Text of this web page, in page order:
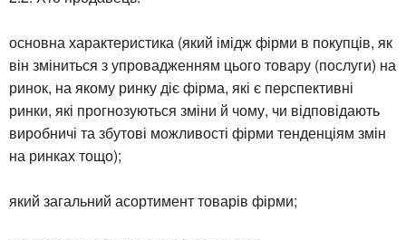
основна характеристика (який імідж фірми в покупців, як
він зміниться з упровадженням цього товару (послуги) на
ринок, на якому ринку діє фірма, які є перспективні
ринки, які прогнозуються зміни й чому, чи відповідають
виробничі та збутові можливості фірми тенденціям змін
на ринках тощо);
який загальний асортимент товарів фірми;